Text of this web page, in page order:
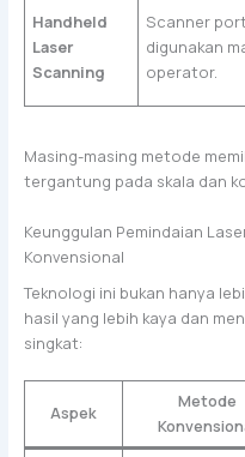
Handheld
Laser
Scanning
Scanner
digunakan
operator.
Masing-masing metode
tergantung pada skala dan
Keunggulan Pemindaian
Konvensional
Teknologi ini bukan hanya
hasil yang lebih kaya dan
singkat:
Aspek
Metode